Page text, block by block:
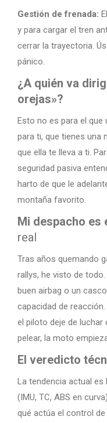
Gestión de frenada:
y para cargar el tren
cerrar la trayectoria.
pánico.
¿A quién va
orejas»?
Esto no es para el que
para ti, que tienes una
que ella te lleva a ti.
seguridad pasiva
harto de que le
montaña favorito.
Mi despacho es
real
Tras años quemando
rallys, he visto de
buen airbag o un
capacidad de
el piloto deje de luchar
pelear, la moto
El veredicto
La tendencia actual
(IMU, TC, ABS en
qué actúa el control